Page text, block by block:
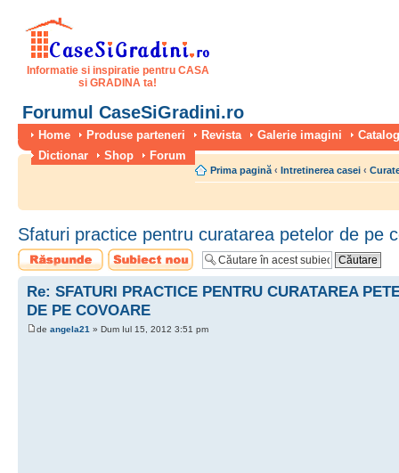
Informatie si inspiratie pentru CASA
si GRADINA ta!
Forumul CaseSiGradini.ro
Home Produse parteneri Revista Galerie imagini
Dictionar
Shop Forum
Prima pagină ‹ Intretinerea casei ‹
Sfaturi practice pentru curatarea petelor de pe
Scrie un răspuns
Scrie un subiect
nou
Re: SFATURI PRACTICE PENTRU CURATAREA
DE PE COVOARE
de angela21 » Dum Iul 15, 2012 3:51 pm